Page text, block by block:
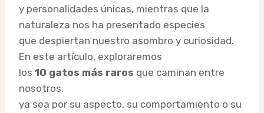
y personalidades únicas, mientras que la
naturaleza nos ha presentado especies
que despiertan nuestro asombro y curiosidad.
En este artículo, exploraremos
los 10 gatos más raros que caminan entre
nosotros,
ya sea por su aspecto, su comportamiento o su